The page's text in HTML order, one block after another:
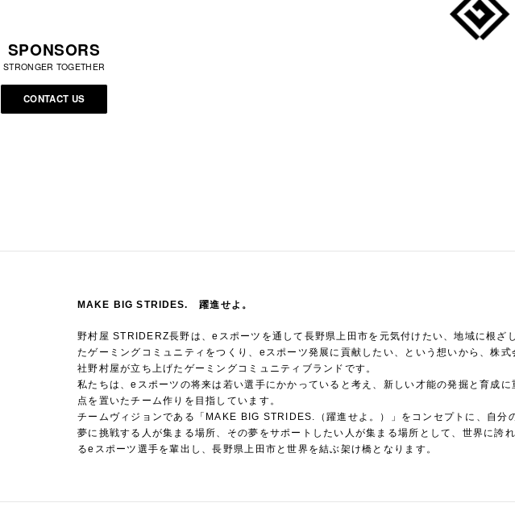
SPONSORS
STRONGER TOGETHER
CONTACT US
MAKE BIG STRIDES. 躍進せよ。
野村屋 STRIDERZ長野は、eスポーツを通して長野県上田市を元気付けたい、地域に根ざし
たゲーミングコミュニティをつくり、eスポーツ発展に貢献したい、という想いから、株式
社野村屋が立ち上げたゲーミングコミュニティブランドです。
私たちは、eスポーツの将来は若い選手にかかっていると考え、新しい才能の発掘と育成に
点を置いたチーム作りを目指しています。
チームヴィジョンである「MAKE BIG STRIDES.（躍進せよ。）」をコンセプトに、自分
夢に挑戦する人が集まる場所、その夢をサポートしたい人が集まる場所として、世界に誇れ
るeスポーツ選手を輩出し、長野県上田市と世界を結ぶ架け橋となります。